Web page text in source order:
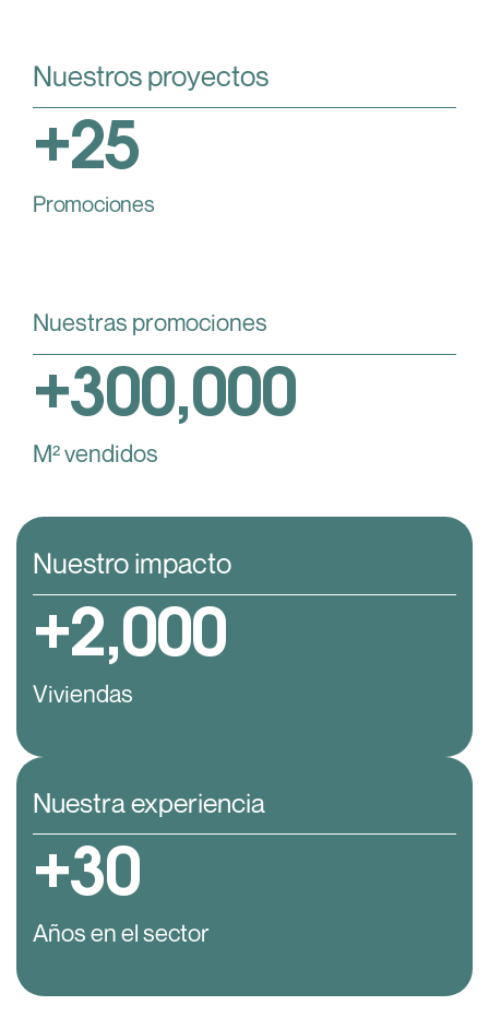
Nuestros proyectos
Promociones
+25
Nuestras promociones
M² vendidos
+300,000
Nuestro impacto
Viviendas
+2,000
Nuestra experiencia
Años en el sector
+30